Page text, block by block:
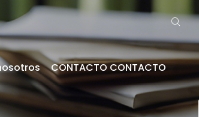
CONTACTO CONTACTO